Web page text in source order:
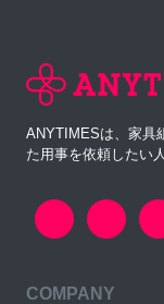
ANYTIMESは、家具
た用事を依頼したい
COMPANY